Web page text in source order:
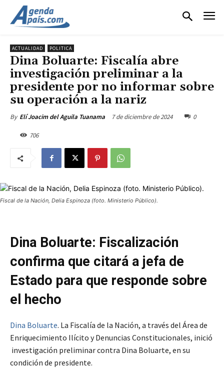
ACTUALIDAD POLITICA
Dina Boluarte: Fiscalía abre
investigación preliminar a la
presidente por no informar sobre
su operación a la nariz
By Elí Joacim del Aguila Tuanama 7 de diciembre de 2024 0
706
Fiscal de la Nación, Delia Espinoza (foto. Ministerio Público).
Dina Boluarte: Fiscalización
confirma que citará a jefa de
Estado para que responde sobre
el hecho
Dina Boluarte. La Fiscalía de la Nación, a través del Área de
Enriquecimiento Ilícito y Denuncias Constitucionales, inició
investigación preliminar contra Dina Boluarte, en su
condición de presidente.